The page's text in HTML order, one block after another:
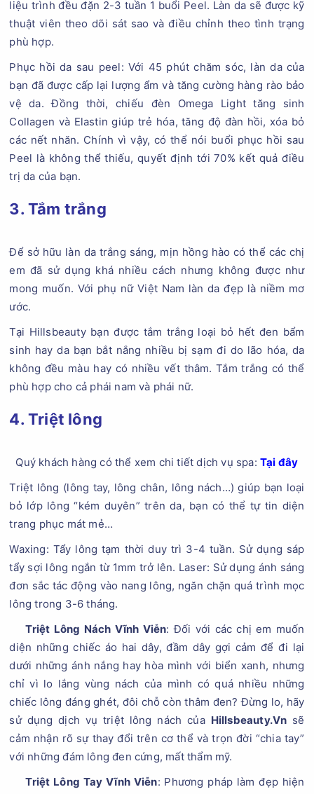
liệu trình đều đặn 2-3 tuần 1 buổi Peel. Làn da sẽ được kỹ
thuật viên theo dõi sát sao và điều chỉnh theo tình trạng
phù hợp.
Phục hồi da sau peel: Với 45 phút chăm sóc, làn da của
bạn đã được cấp lại lượng ẩm và tăng cường hàng rào bảo
vệ da. Đồng thời, chiếu đèn Omega Light tăng sinh
Collagen và Elastin giúp trẻ hóa, tăng độ đàn hồi, xóa bỏ
các nết nhăn. Chính vì vậy, có thể nói buổi phục hồi sau
Peel là không thể thiếu, quyết định tới 70% kết quả điều
trị da của bạn.
3. Tắm trắng
Để sở hữu làn da trắng sáng, mịn hồng hào có thể các chị
em đã sử dụng khá nhiều cách nhưng không được như
mong muốn. Với phụ nữ Việt Nam làn da đẹp là niềm mơ
ước.
Tại Hillsbeauty bạn được tắm trắng loại bỏ hết đen bẩm
sinh hay da bạn bắt nắng nhiều bị sạm đi do lão hóa, da
không đều màu hay có nhiều vết thâm. Tắm trắng có thể
phù hợp cho cả phái nam và phái nữ.
4. Triệt lông
Quý khách hàng có thể xem chi tiết dịch vụ spa:Tại đây
Triệt lông (lông tay, lông chân, lông nách…) giúp bạn loại
bỏ lớp lông “kém duyên” trên da, bạn có thể tự tin diện
trang phục mát mẻ…
Waxing: Tẩy lông tạm thời duy trì 3-4 tuần. Sử dụng sáp
tẩy sợi lông ngắn từ 1mm trở lên. Laser: Sử dụng ánh sáng
đơn sắc tác động vào nang lông, ngăn chặn quá trình mọc
lông trong 3-6 tháng.
Triệt Lông Nách Vĩnh Viễn: Đối với các chị em muốn
diện những chiếc áo hai dây, đầm dây gợi cảm để đi lại
dưới những ánh nắng hay hòa mình với biển xanh, nhưng
chỉ vì lo lắng vùng nách của mình có quá nhiều những
chiếc lông đáng ghét, đôi chỗ còn thâm đen? Đừng lo, hãy
sử dụng dịch vụ triệt lông nách của Hillsbeauty.Vn sẽ
cảm nhận rõ sự thay đổi trên cơ thể và trọn đời “chia tay”
với những đám lông đen cứng, mất thẩm mỹ.
Triệt Lông Tay Vĩnh Viễn: Phương pháp làm đẹp hiện